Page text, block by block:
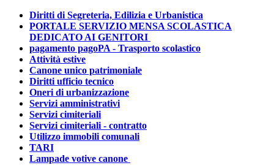
Diritti di Segreteria, Edilizia e Urbanistica
PORTALE SERVIZIO MENSA SCOLASTICA
DEDICATO AI GENITORI
pagamento pagoPA - Trasporto scolastico
Attività estive
Canone unico patrimoniale
Diritti ufficio tecnico
Oneri di urbanizzazione
Servizi amministrativi
Servizi cimiteriali
Servizi cimiteriali - contratto
Utilizzo immobili comunali
TARI
Lampade votive canone